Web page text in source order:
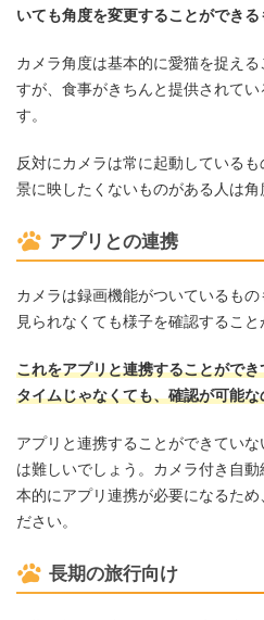
いても角度を変更することができる
カメラ角度は基本的に愛猫を捉え
すが、食事がきちんと提供されて
す。
反対にカメラは常に起動している
景に映したくないものがある人は角
アプリとの連携
カメラは録画機能がついているも
見られなくても様子を確認すること
これをアプリと連携することがで
タイムじゃなくても、確認が可能な
アプリと連携することができてい
は難しいでしょう。カメラ付き自
本的にアプリ連携が必要になるた
ださい。
長期の旅行向け